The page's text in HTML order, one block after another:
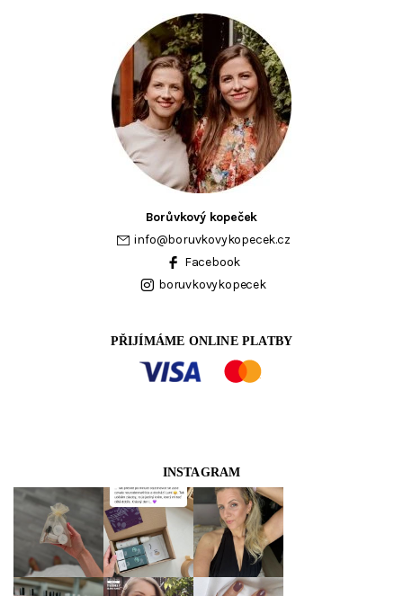
Borůvkový kopeček
info@boruvkovykopecek.cz
Facebook
boruvkovykopecek
PŘIJÍMÁME ONLINE PLATBY
INSTAGRAM